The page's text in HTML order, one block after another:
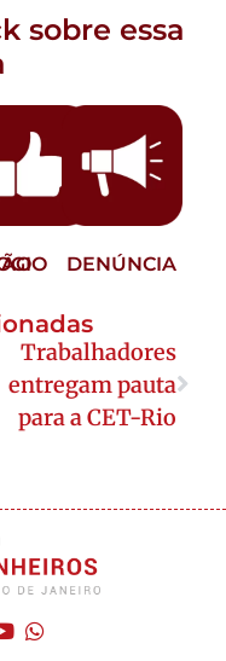
sobre essa
DENÚNCIA
Trabalhadores
entregam pauta
para a CET-Rio